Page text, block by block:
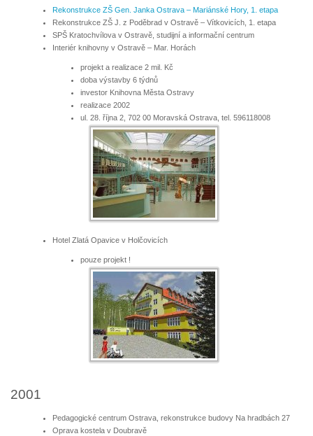
Rekonstrukce ZŠ Gen. Janka Ostrava – Mariánské Hory, 1. etapa
Rekonstrukce ZŠ J. z Poděbrad v Ostravě – Vítkovicích, 1. etapa
SPŠ Kratochvílova v Ostravě, studijní a informační centrum
Interiér knihovny v Ostravě – Mar. Horách
projekt a realizace 2 mil. Kč
doba výstavby 6 týdnů
investor Knihovna Města Ostravy
realizace 2002
ul. 28. října 2, 702 00 Moravská Ostrava, tel. 596118008
Hotel Zlatá Opavice v Holčovicích
pouze projekt !
2001
Pedagogické centrum Ostrava, rekonstrukce budovy Na hradbách 27
Oprava kostela v Doubravě